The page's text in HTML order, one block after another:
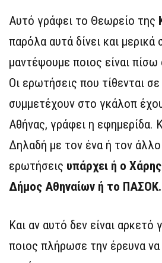
Αυτό γράφει το Θεωρείο της
παρόλα αυτά δίνει και μερικά
μαντέψουμε ποιος είναι
Οι ερωτήσεις που τίθενται
συμμετέχουν στο γκάλοπ
Αθήνας, γράφει η εφημερίδα.
Δηλαδή με τον ένα ή τον
ερωτήσεις υπάρχει ή ο
Δήμος Αθηναίων ή το ΠΑΣΟΚ.
Και αν αυτό δεν είναι αρκετό
ποιος πλήρωσε την έρευνα